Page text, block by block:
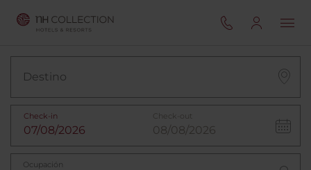
Destino
Check-in Check-out
Ocupación